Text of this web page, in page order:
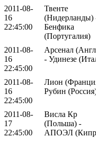
2011-08-
16
22:45:00
Твенте
(Нидерланды)
Бенфика
(Португалия)
2011-08-
16
22:45:00
Арсенал
- Удинезе
2011-08-
16
22:45:00
Лион
Рубин
2011-08-
17
22:45:00
Висла Кр
(Польша) -
АПОЭЛ